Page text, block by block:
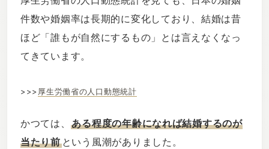
件数や婚姻率は長期的に変化しており、結婚は昔
ほど「誰もが自然にするもの」とは言えなくなっ
てきています。
>>>厚生労働省の人口動態統計
かつては、 ある程度の年齢になれば結婚するのが
当たり前という風潮がありました。